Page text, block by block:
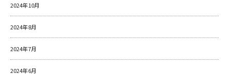
2024年10月
2024年8月
2024年7月
2024年6月